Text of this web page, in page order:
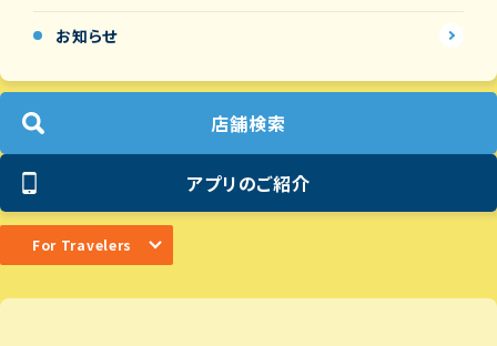
お知らせ
店舗検索
アプリのご紹介
For Travelers